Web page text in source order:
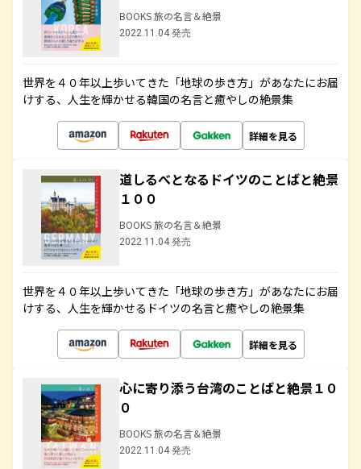
BOOKS 旅の名言＆絶景
2022.11.04 発売
世界を４０年以上歩いてきた「地球の歩き方」があなたにお届
けする、人生を輝かせる韓国の名言と癒やしの絶景集
詳細を見る
道しるべとなるドイツのことばと絶景
１００
BOOKS 旅の名言＆絶景
2022.11.04 発売
世界を４０年以上歩いてきた「地球の歩き方」があなたにお届
けする、人生を輝かせるドイツの名言と癒やしの絶景集
詳細を見る
心に寄り添う台湾のことばと絶景１０
０
BOOKS 旅の名言＆絶景
2022.11.04 発売